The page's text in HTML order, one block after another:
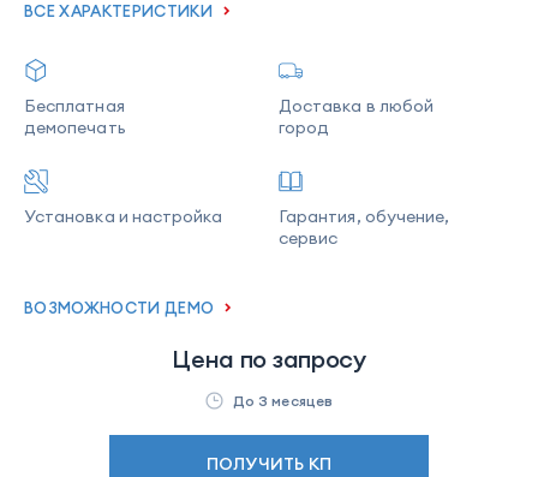
ВСЕ ХАРАКТЕРИСТИКИ
Бесплатная
демопечать
Доставка в любой
город
Установка и настройка
Гарантия, обучение,
сервис
ВОЗМОЖНОСТИ ДЕМО
Цена по запросу
До 3 месяцев
ПОЛУЧИТЬ КП